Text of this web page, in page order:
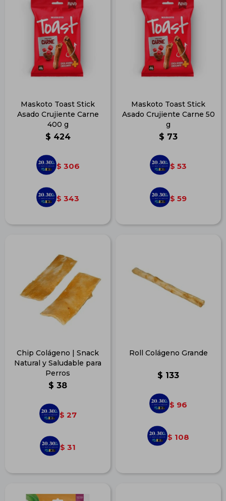
Maskoto Toast Stick
Asado Crujiente Carne
400 g
$ 424
$ 306
$ 343
Maskoto Toast Stick
Asado Crujiente Carne 50
g
$ 73
$ 53
$ 59
Chip Colágeno | Snack
Natural y Saludable para
Perros
$ 38
$ 27
$ 31
Roll Colágeno Grande
$ 133
$ 96
$ 108